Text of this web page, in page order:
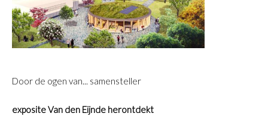
Door de ogen van... samensteller
exposite Van den Eijnde herontdekt